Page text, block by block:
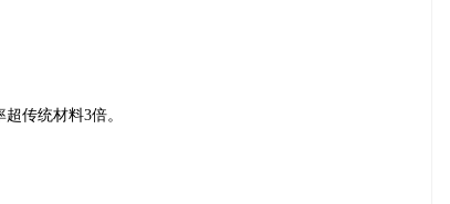
传统材料3倍。